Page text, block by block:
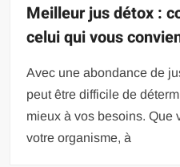
Meilleur jus détox :
celui qui vous
Avec une abondance de
peut être difficile de
mieux à vos besoins. Que
votre organisme, à